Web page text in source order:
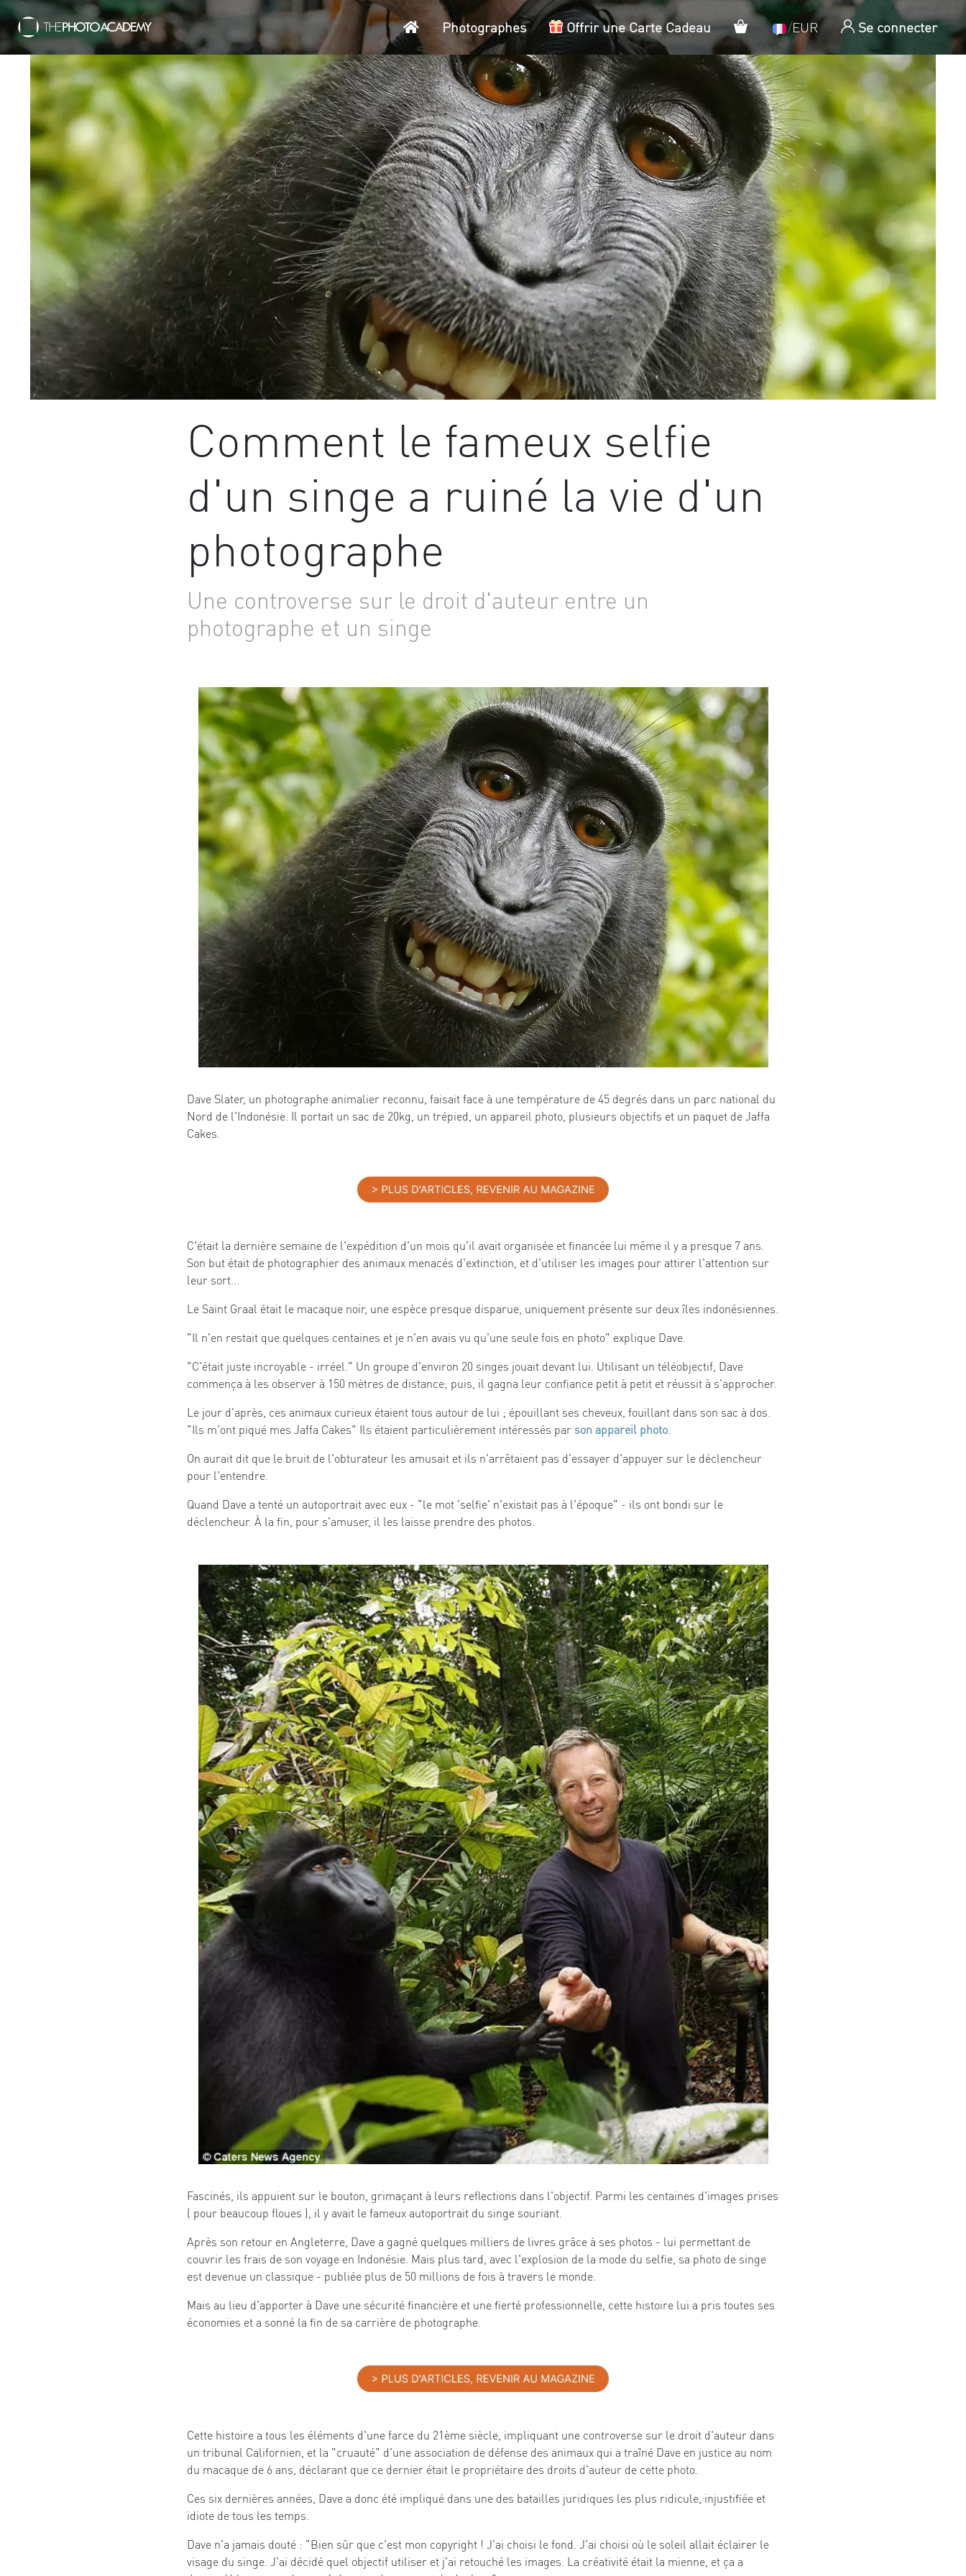
AccueilPhotographes Offrir une Carte Cadeau Panier/EUR Se connecter
Comment le fameux selfie
d'un singe a ruiné la vie d'un
photographe
Une controverse sur le droit d'auteur entre un
photographe et un singe
Dave Slater, un photographe animalier reconnu, faisait face à une température de 45 degrés dans un parc national du
Nord de l'Indonésie. Il portait un sac de 20kg, un trépied, un appareil photo, plusieurs objectifs et un paquet de Jaffa
Cakes.
C'était la dernière semaine de l'expédition d'un mois qu'il avait organisée et financée lui même il y a presque 7 ans.
Son but était de photographier des animaux menacés d'extinction, et d'utiliser les images pour attirer l'attention sur
leur sort...
Le Saint Graal était le macaque noir, une espèce presque disparue, uniquement présente sur deux îles indonésiennes.
"Il n'en restait que quelques centaines et je n'en avais vu qu'une seule fois en photo" explique Dave.
"C'était juste incroyable - irréel." Un groupe d'environ 20 singes jouait devant lui. Utilisant un téléobjectif, Dave
commença à les observer à 150 mètres de distance; puis, il gagna leur confiance petit à petit et réussit à s'approcher.
Le jour d'après, ces animaux curieux étaient tous autour de lui ; épouillant ses cheveux, fouillant dans son sac à dos.
"Ils m'ont piqué mes Jaffa Cakes" Ils étaient particulièrement intéressés par son appareil photo.
On aurait dit que le bruit de l'obturateur les amusait et ils n'arrêtaient pas d'essayer d'appuyer sur le déclencheur
pour l'entendre.
Quand Dave a tenté un autoportrait avec eux - "le mot 'selfie' n'existait pas à l'époque" - ils ont bondi sur le
déclencheur. À la fin, pour s'amuser, il les laisse prendre des photos.
Fascinés, ils appuient sur le bouton, grimaçant à leurs reflections dans l'objectif. Parmi les centaines d'images prises
( pour beaucoup floues ), il y avait le fameux autoportrait du singe souriant.
Après son retour en Angleterre, Dave a gagné quelques milliers de livres grâce à ses photos - lui permettant de
couvrir les frais de son voyage en Indonésie. Mais plus tard, avec l'explosion de la mode du selfie, sa photo de singe
est devenue un classique - publiée plus de 50 millions de fois à travers le monde.
Mais au lieu d'apporter à Dave une sécurité financière et une fierté professionnelle, cette histoire lui a pris toutes ses
économies et a sonné la fin de sa carrière de photographe.
Cette histoire a tous les éléments d'une farce du 21ème siècle, impliquant une controverse sur le droit d'auteur dans
un tribunal Californien, et la "cruauté" d'une association de défense des animaux qui a traîné Dave en justice au nom
du macaque de 6 ans, déclarant que ce dernier était le propriétaire des droits d'auteur de cette photo.
Ces six dernières années, Dave a donc été impliqué dans une des batailles juridiques les plus ridicule, injustifiée et
idiote de tous les temps.
Dave n'a jamais douté : "Bien sûr que c'est mon copyright ! J'ai choisi le fond. J'ai choisi où le soleil allait éclairer le
visage du singe. J'ai décidé quel objectif utiliser et j'ai retouché les images. La créativité était la mienne, et ça a